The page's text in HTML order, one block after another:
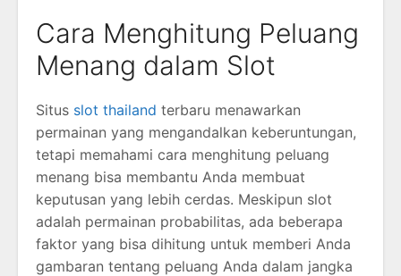
Cara Menghitung Peluang
Menang dalam Slot
Situs slot thailand terbaru menawarkan
permainan yang mengandalkan keberuntungan,
tetapi memahami cara menghitung peluang
menang bisa membantu Anda membuat
keputusan yang lebih cerdas. Meskipun slot
adalah permainan probabilitas, ada beberapa
faktor yang bisa dihitung untuk memberi Anda
gambaran tentang peluang Anda dalam jangka